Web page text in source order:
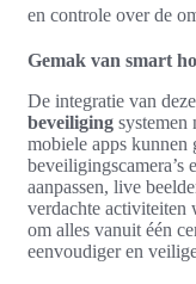
en controle over de
Gemak van smart
De integratie van
beveiliging systemen
mobiele apps kunnen
beveiligingscamera’s
aanpassen, live
verdachte activiteiten
om alles vanuit één
eenvoudiger en